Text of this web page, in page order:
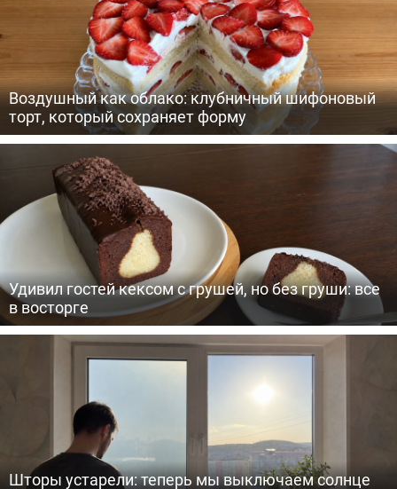
Воздушный как облако: клубничный шифоновый
торт, который сохраняет форму
Удивил гостей кексом с грушей, но без груши: все
в восторге
Шторы устарели: теперь мы выключаем солнце